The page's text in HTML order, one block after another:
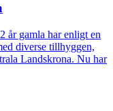
gamla har enligt en
diverse tillhyggen,
Landskrona. Nu har